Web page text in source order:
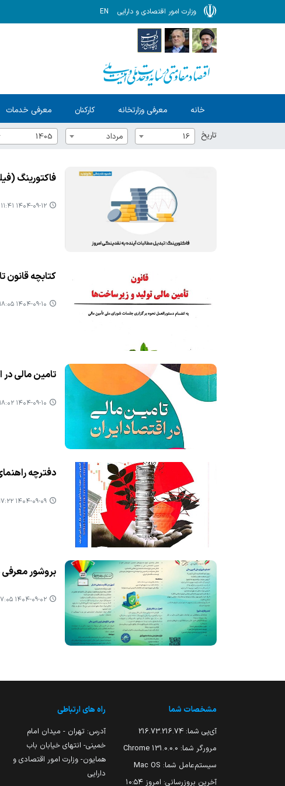
وزارت امور اقتصادی و دارایی EN
خانه معرفی وزارتخانه کارکنان معرفی خدمات
تاریخ 16 مرداد 1405
فاکتورینگ
۱۴۰۴-۰۹-۱۲ ۱۱:۴۱
کتابچه قانون
۱۴۰۴-۰۹-۱۰ ۱۸:۰۵
تامین مالی
۱۴۰۴-۰۹-۱۰ ۱۸:۰۲
دفترچه
۱۴۰۴-۰۹-۰۹ ۱۷:۲۲
بروشور
۱۴۰۴-۰۹-۰۲ ۱۷:۰۵
مشخصات شما
آی‌پی شما: 216.73.216.74
مرورگر شما: 131.0.0.0 Chrome
سیستم‌عامل شما: Mac OS
آخرین بروزرسانی: امروز ۱۰:۵۴
راه های ارتباطی
آدرس: تهران - میدان امام
خمینی- انتهای خیابان باب
همایون- وزارت امور اقتصادی و
دارایی